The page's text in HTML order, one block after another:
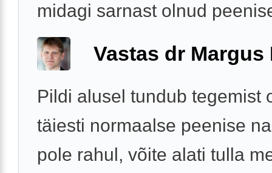
midagi sarnast olnud
Vastas dr Margus
Pildi alusel tundub tegemist
täiesti normaalse peenise
pole rahul, võite alati tulla